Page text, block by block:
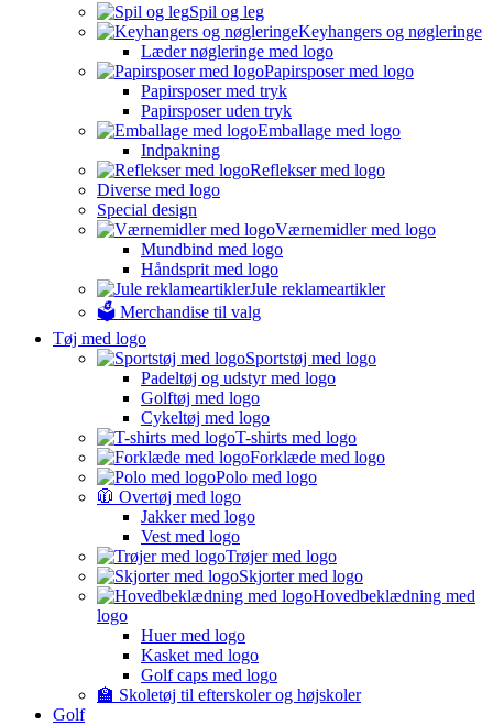
Spil og leg
Keyhangers og nøgleringe
Læder nøgleringe med logo
Papirsposer med logo
Papirsposer med tryk
Papirsposer uden tryk
Emballage med logo
Indpakning
Reflekser med logo
Diverse med logo
Special design
Værnemidler med logo
Mundbind med logo
Håndsprit med logo
Jule reklameartikler
🗳️ Merchandise til valg
Tøj med logo
Sportstøj med logo
Padeltøj og udstyr med logo
Golftøj med logo
Cykeltøj med logo
T-shirts med logo
Forklæde med logo
Polo med logo
🧥 Overtøj med logo
Jakker med logo
Vest med logo
Trøjer med logo
Skjorter med logo
Hovedbeklædning med
logo
Huer med logo
Kasket med logo
Golf caps med logo
🏫 Skoletøj til efterskoler og højskoler
Golf